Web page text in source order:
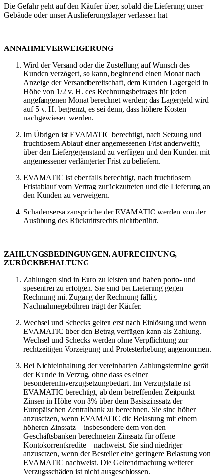
Die Gefahr geht auf den Käufer über, sobald die Lieferung unser
Gebäude oder unser Auslieferungslager verlassen hat
ANNAHMEVERWEIGERUNG
Wird der Versand oder die Zustellung auf Wunsch des
Kunden verzögert, so kann, beginnend einen Monat nach
Anzeige der Versandbereitschaft, dem Kunden Lagergeld in
Höhe von 1/2 v. H. des Rechnungsbetrages für jeden
angefangenen Monat berechnet werden; das Lagergeld wird
auf 5 v. H. begrenzt, es sei denn, dass höhere Kosten
nachgewiesen werden.
Im Übrigen ist EVAMATIC berechtigt, nach Setzung und
fruchtlosem Ablauf einer angemessenen Frist anderweitig
über den Liefergegenstand zu verfügen und den Kunden mit
angemessener verlängerter Frist zu beliefern.
EVAMATIC ist ebenfalls berechtigt, nach fruchtlosem
Fristablauf vom Vertrag zurückzutreten und die Lieferung an
den Kunden zu verweigern.
Schadensersatzansprüche der EVAMATIC werden von der
Ausübung des Rücktrittsrechts nichtberührt.
ZAHLUNGSBEDINGUNGEN, AUFRECHNUNG,
ZURÜCKBEHALTUNG
Zahlungen sind in Euro zu leisten und haben porto- und
spesenfrei zu erfolgen. Sie sind bei Lieferung gegen
Rechnung mit Zugang der Rechnung fällig.
Nachnahmegebühren trägt der Käufer.
Wechsel und Schecks gelten erst nach Einlösung und wenn
EVAMATIC über den Betrag verfügen kann als Zahlung.
Wechsel und Schecks werden ohne Verpflichtung zur
rechtzeitigen Vorzeigung und Protesterhebung angenommen.
Bei Nichteinhaltung der vereinbarten Zahlungstermine gerät
der Kunde in Verzug, ohne dass es einer
besonderenInverzugsetzungbedarf. Im Verzugsfalle ist
EVAMATIC berechtigt, ab dem betreffenden Zeitpunkt
Zinsen in Höhe von 8% über dem Basiszinssatz der
Europäischen Zentralbank zu berechnen. Sie sind höher
anzusetzen, wenn EVAMATIC die Belastung mit einem
höheren Zinssatz – insbesondere dem von den
Geschäftsbanken berechneten Zinssatz für offene
Kontokorrentkredite – nachweist. Sie sind niedriger
anzusetzen, wenn der Besteller eine geringere Belastung von
EVAMATIC nachweist. Die Geltendmachung weiterer
Verzugsschäden ist nicht ausgeschlossen.